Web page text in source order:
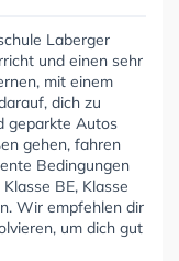
Laberger
und einen sehr
mit einem
dich zu
geparkte Autos
gehen, fahren
Bedingungen
BE, Klasse
Wir empfehlen dir
um dich gut